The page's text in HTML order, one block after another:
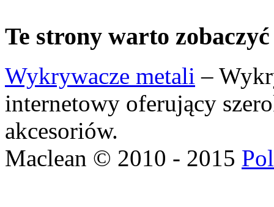
Te strony warto zobaczyć
Wykrywacze metali –
internetowy oferujący
akcesoriów.
Maclean © 2010 - 2015